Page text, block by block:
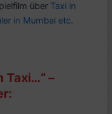
über Taxi in
in Mumbai etc.
Taxi…“ –